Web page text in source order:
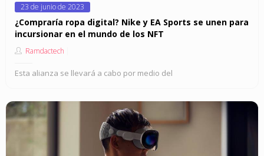
Posted
23 de junio de 2023
¿Compraría ropa digital? Nike y EA Sports se unen para
incursionar en el mundo de los NFT
Ramdactech
Esta alianza se llevará a cabo por medio del